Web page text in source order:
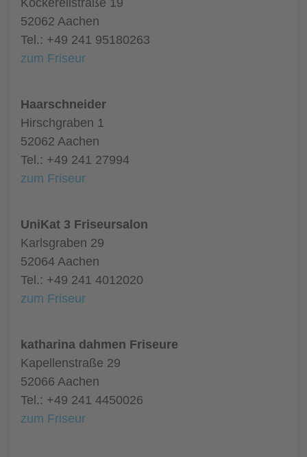
Kockerellstraße 19
52062 Aachen
Tel.: +49 241 95180263
zum Friseur
Haarschneider
Hirschgraben 1
52062 Aachen
Tel.: +49 241 27994
zum Friseur
UniKat 3 Friseursalon
Karlsgraben 29
52064 Aachen
Tel.: +49 241 4012020
zum Friseur
katharina dahmen Friseure
Kapellenstraße 29
52066 Aachen
Tel.: +49 241 4450026
zum Friseur